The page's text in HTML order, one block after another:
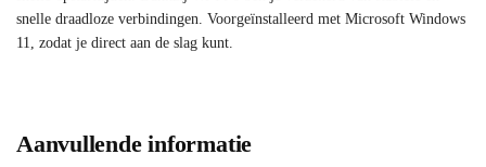
snelle draadloze verbindingen. Voorgeïnstalleerd met Microsoft Windows
11, zodat je direct aan de slag kunt.
Aanvullende informatie